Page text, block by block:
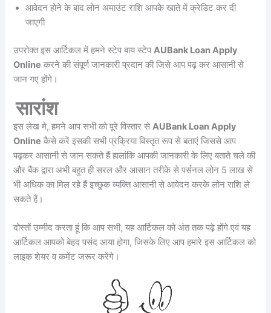
आवेदन होने के बाद लोन अमाउंट राशि आपके खाते में क्रेडिट कर दी
जाएगी
उपरोक्त इस आर्टिकल में हमने स्टेप बाय स्टेपAUBank Loan Apply
Online करने की संपूर्ण जानकारी प्रदान की जिसे आप पढ़ कर आसानी से
जान गए होंगे।
सारांश
इस लेख मे, हमने आप सभी को पूरे विस्तार सेAUBank Loan Apply
Online कैसे करें इसकी सभी प्रक्रिया विस्तृत रूप से बताएं जिससे आप
पढ़कर आसानी से जान सकते हैं हालांकि आपकी जानकारी के लिए बताते चले की
और बैंक द्वारा अभी बहुत ही सरल और आसान तरीके से पर्सनल लोन 5 लाख से
भी अधिक का मिल रहे हैं इच्छुक व्यक्ति आसानी से आवेदन करके लोन राशि ले
सकते हैं।
दोस्तों उम्मीद करता हूं कि आप सभी, यह आर्टिकल को अंत तक पढ़े होंगे एवं यह
आर्टिकल आपको बेहद पसंद आया होगा, जिसके लिए आप हमारे इस आर्टिकल को
लाइक शेयर व कमेंट जरूर करेंगे।